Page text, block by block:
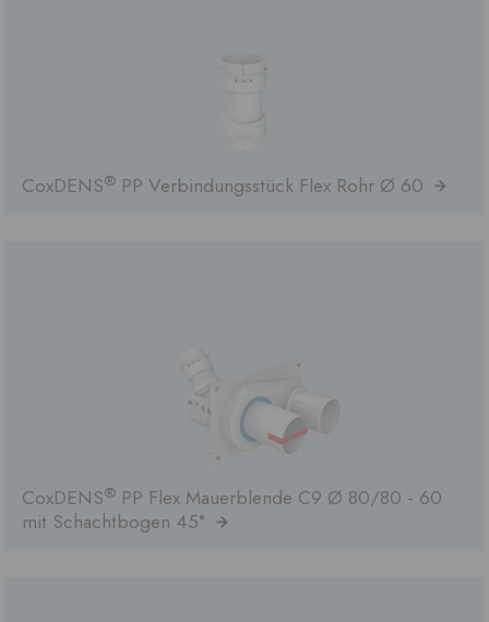
CoxDENS® PP Verbindungsstück Flex Rohr Ø 60
CoxDENS® PP Flex Mauerblende C9 Ø 80/80 - 60
mit Schachtbogen 45°